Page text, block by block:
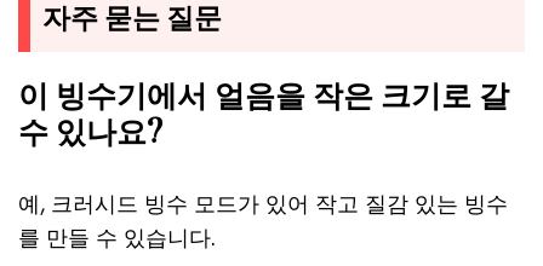
자주 묻는 질문
이 빙수기에서 얼음을 작은 크기로 갈
수 있나요?
예, 크러시드 빙수 모드가 있어 작고 질감 있는 빙수
를 만들 수 있습니다.